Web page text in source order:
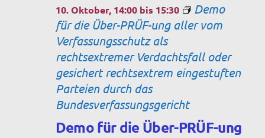
Demo für die Über-PRÜF-ung
10. Oktober, 14:00bis 15:30
Demo
für die Über-PRÜF-ung aller vom
Verfassungsschutz als
rechtsextremer Verdachtsfall oder
gesichert rechtsextrem eingestuften
Parteien durch das
Bundesverfassungsgericht